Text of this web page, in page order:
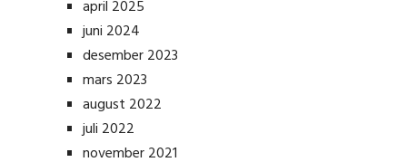
april 2025
juni 2024
desember 2023
mars 2023
august 2022
juli 2022
november 2021